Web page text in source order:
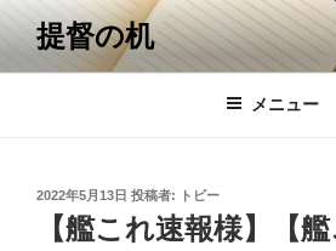
コ
テ
提督の机
メニュー
投
2022年5月13日 投稿者: トビー
【艦これ速報様】【